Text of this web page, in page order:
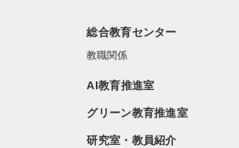
総合教育センター
教職関係
AI教育推進室
グリーン教育推進室
研究室・教員紹介